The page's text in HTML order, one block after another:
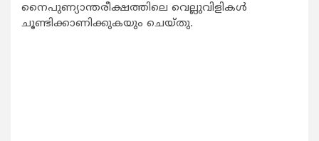
നൈപുണ്യാന്തരീക്ഷത്തിലെ വെല്ലുവിളികൾ
ചൂണ്ടിക്കാണിക്കുകയും ചെയ്തു.